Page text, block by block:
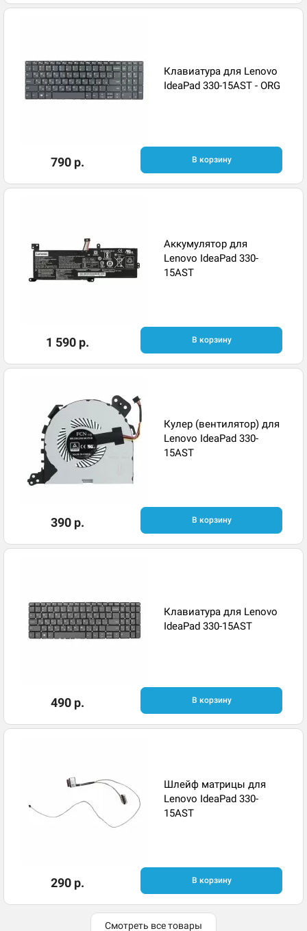
Клавиатура для Lenovo
IdeaPad 330-15AST - ORG
790 р. В корзину
Аккумулятор для
Lenovo IdeaPad 330-
15AST
1 590 р. В корзину
Кулер (вентилятор) для
Lenovo IdeaPad 330-
15AST
390 р. В корзину
Клавиатура для Lenovo
IdeaPad 330-15AST
490 р. В корзину
Шлейф матрицы для
Lenovo IdeaPad 330-
15AST
290 р. В корзину
Смотреть все товары